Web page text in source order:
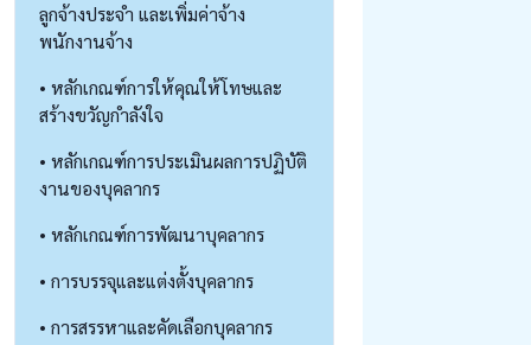
ลูกจ้างประจำ และเพิ่มค่าจ้าง
พนักงานจ้าง
• หลักเกณฑ์การให้คุณให้โทษและ
สร้างขวัญกำลังใจ
• หลักเกณฑ์การประเมินผลการปฏิบัติ
งานของบุคลากร
• หลักเกณฑ์การพัฒนาบุคลากร
• การบรรจุและแต่งตั้งบุคลากร
• การสรรหาและคัดเลือกบุคลากร